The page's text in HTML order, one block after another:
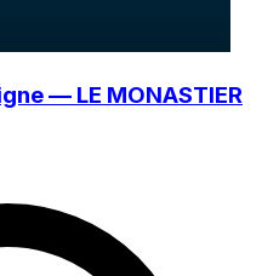
— LE MONASTIER